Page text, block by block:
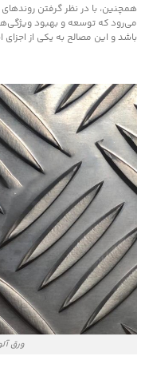
همچنین، با در نظر گرفتن
می‌رود که توسعه و بهبود
باشد و این مصالح به یکی از
ورق